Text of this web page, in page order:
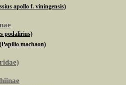
apollo f. viningensis)
podalirius)
machaon)